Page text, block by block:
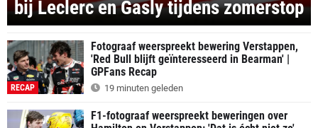
bij Leclerc en Gasly tijdens zomerstop
RECAP
Fotograaf weerspreekt bewering Verstappen,
'Red Bull blijft geïnteresseerd in Bearman' |
GPFans Recap
19 minuten geleden
F1-fotograaf weerspreekt beweringen over